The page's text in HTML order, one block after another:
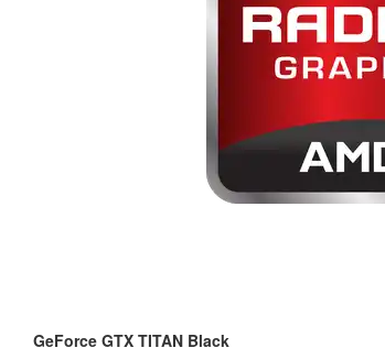
GeForce GTX TITAN Black